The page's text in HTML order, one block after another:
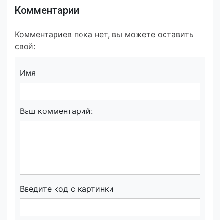
Комментарии
Комментариев пока нет, вы можете оставить
свой:
Имя
Ваш комментарий:
Введите код с картинки